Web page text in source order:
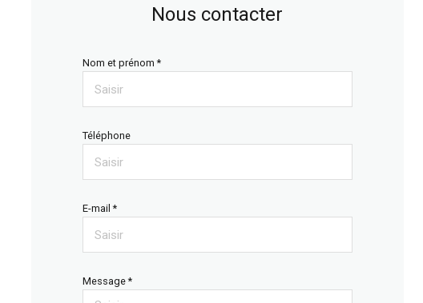
Nous contacter
Nom et prénom *
Téléphone
E-mail *
Message *